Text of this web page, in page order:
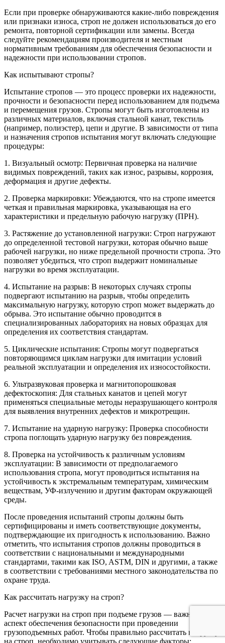
Если при проверке обнаруживаются какие-либо повреждения
или признаки износа, строп не должен использоваться до его
ремонта, повторной сертификации или замены. Всегда
следуйте рекомендациям производителя и местным
нормативным требованиям для обеспечения безопасности и
надежности при использовании стропов.
Как испытывают стропы?
Испытание стропов — это процесс проверки их надежности,
прочности и безопасности перед использованием для подъема
и перемещения грузов. Стропы могут быть изготовлены из
различных материалов, включая стальной канат, текстиль
(например, полиэстер), цепи и другие. В зависимости от типа
и назначения стропов испытания могут включать следующие
процедуры:
1. Визуальный осмотр: Первичная проверка на наличие
видимых повреждений, таких как износ, разрывы, коррозия,
деформация и другие дефекты.
2. Проверка маркировки: Убеждаются, что на стропе имеется
четкая и правильная маркировка, указывающая на его
характеристики и предельную рабочую нагрузку (ПРН).
3. Растяжение до установленной нагрузки: Строп нагружают
до определенной тестовой нагрузки, которая обычно выше
рабочей нагрузки, но ниже предельной прочности стропа. Это
позволяет убедиться, что строп выдержит номинальные
нагрузки во время эксплуатации.
4. Испытание на разрыв: В некоторых случаях стропы
подвергают испытанию на разрыв, чтобы определить
максимальную нагрузку, которую строп может выдержать до
обрыва. Это испытание обычно проводится в
специализированных лабораториях на новых образцах для
определения их соответствия стандартам.
5. Циклические испытания: Стропы могут подвергаться
повторяющимся циклам нагрузки для имитации условий
реальной эксплуатации и определения их износостойкости.
6. Ультразвуковая проверка и магнитопорошковая
дефектоскопия: Для стальных канатов и цепей могут
применяться специальные методы неразрушающего контроля
для выявления внутренних дефектов и микротрещин.
7. Испытание на ударную нагрузку: Проверка способности
стропа поглощать ударную нагрузку без повреждения.
8. Проверка на устойчивость к различным условиям
эксплуатации: В зависимости от предполагаемого
использования стропа, могут проводиться испытания на
устойчивость к экстремальным температурам, химическим
веществам, УФ-излучению и другим факторам окружающей
среды.
После проведения испытаний стропы должны быть
сертифицированы и иметь соответствующие документы,
подтверждающие их пригодность к использованию. Важно
отметить, что испытания стропов должны проводиться в
соответствии с национальными и международными
стандартами, такими как ISO, ASTM, DIN и другими, а также
в соответствии с требованиями местного законодательства по
охране труда.
Как рассчитать нагрузку на строп?
Расчет нагрузки на строп при подъеме грузов — важный
аспект обеспечения безопасности при проведении
грузоподъемных работ. Чтобы правильно рассчитать нагрузку
на строп, необходимо учитывать следующие факторы: